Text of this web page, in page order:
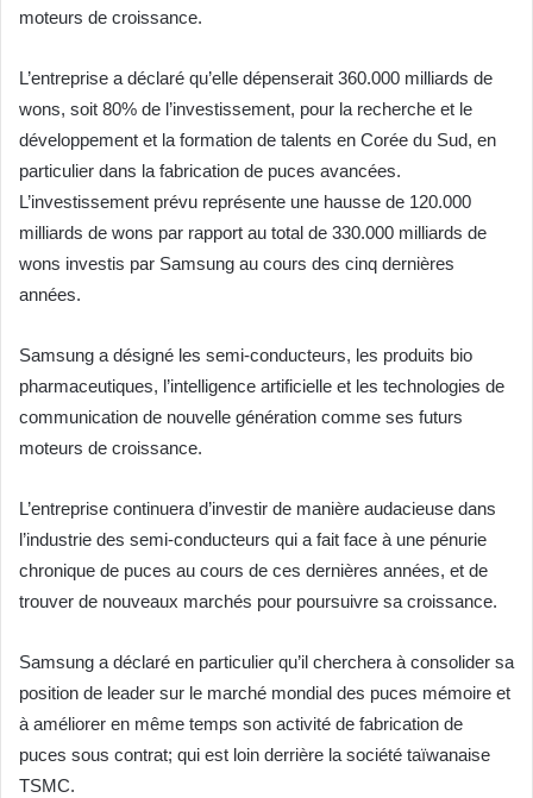
moteurs de croissance.
L’entreprise a déclaré qu’elle dépenserait 360.000 milliards de
wons, soit 80% de l’investissement, pour la recherche et le
développement et la formation de talents en Corée du Sud, en
particulier dans la fabrication de puces avancées.
L’investissement prévu représente une hausse de 120.000
milliards de wons par rapport au total de 330.000 milliards de
wons investis par Samsung au cours des cinq dernières
années.
Samsung a désigné les semi-conducteurs, les produits bio
pharmaceutiques, l’intelligence artificielle et les technologies de
communication de nouvelle génération comme ses futurs
moteurs de croissance.
L’entreprise continuera d’investir de manière audacieuse dans
l’industrie des semi-conducteurs qui a fait face à une pénurie
chronique de puces au cours de ces dernières années, et de
trouver de nouveaux marchés pour poursuivre sa croissance.
Samsung a déclaré en particulier qu’il cherchera à consolider sa
position de leader sur le marché mondial des puces mémoire et
à améliorer en même temps son activité de fabrication de
puces sous contrat; qui est loin derrière la société taïwanaise
TSMC.